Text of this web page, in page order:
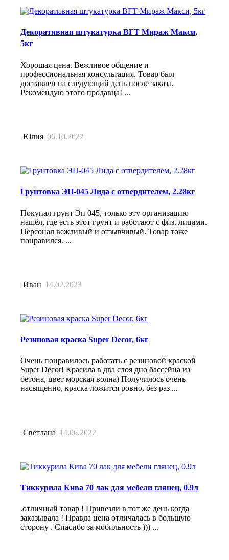
Декоративная штукатурка ВГТ Мираж Макси,
5кг
Хорошая цена. Вежливое общение и
профессиональная консультация. Товар был
доставлен на следующий день после заказа.
Рекомендую этого продавца! ...
Юлия 06.10.2022
Грунтовка ЭП-045 Лида с отвердителем, 2.28кг
Покупал грунт Эп 045, только эту организацию
нашёл, где есть этот грунт и работают с физ. лицами.
Персонал вежливый и отзывчивый. Товар тоже
понравился. ...
Иван 14.02.2023
Резиновая краска Super Decor, 6кг
Очень понравилось работать с резиновой краской
Super Decor! Красила в два слоя дно бассейна из
бетона, цвет морская волна) Получилось очень
насыщенно, краска ложится ровно, без раз ...
Светлана 14.06.2022
Тиккурила Кива 70 лак для мебели глянец, 0.9л
.отличный товар ! Привезли в тот же день когда
заказывала ! Правда цена отличалась в большую
сторону . Спасибо за мобильность ))) ...